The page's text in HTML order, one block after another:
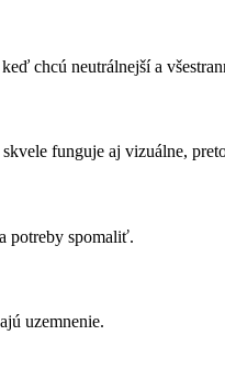
chcú neutrálnejší a
funguje aj vizuálne,
potreby spomaliť.
uzemnenie.